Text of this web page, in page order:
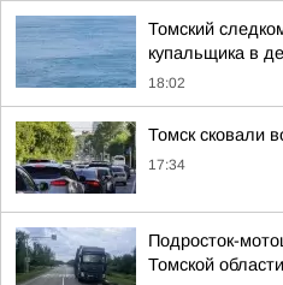
Томский
купальщика в
18:02
Томск сковали
17:34
Подросток-
Томской области